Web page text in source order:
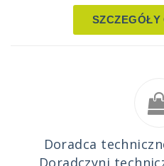
SZCZEGÓŁY
Doradca
Doradczyni